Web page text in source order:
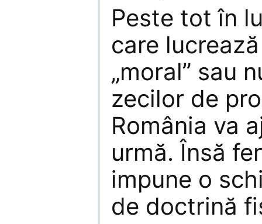
Peste tot în
care
„moral” sau
zecilor de
România va
urmă. Însă
impune o
de doctrină